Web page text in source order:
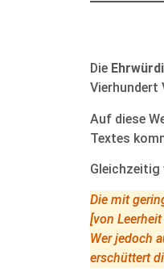
Die
Vierhundert
Auf diese
Textes
Gleichzeitig
Die mit
[von
Wer jedoch
erschüttert